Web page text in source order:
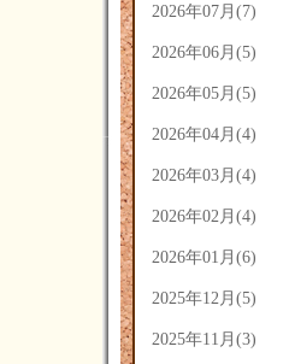
2026年07月(7)
2026年06月(5)
2026年05月(5)
2026年04月(4)
2026年03月(4)
2026年02月(4)
2026年01月(6)
2025年12月(5)
2025年11月(3)